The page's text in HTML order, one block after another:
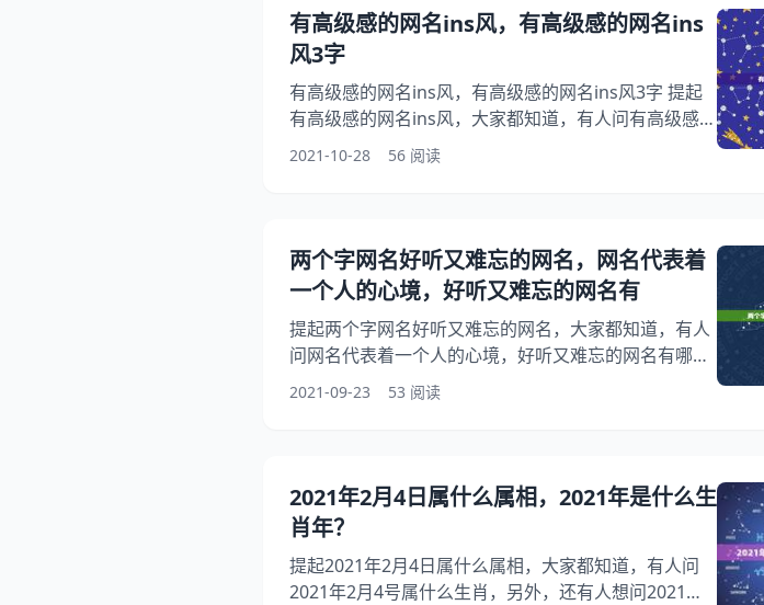
微信名 答：1、别摸头，会长不高耶！ 2、绕月而归.
3、记得. 4、雨后星辰 5
有高级感的网名ins风，有高级感的网名ins
风3字
有高级感的网名ins风，有高级感的网名ins风3字 提起
有高级感的网名ins风，大家都知道，有人问有高级感的
网名ins风，另外，还有人想问有高级感的网名ins风，
你知道这是怎么回事？其实高端的ins风网名，下面就一
重漂流 3、半永久耳机 4、布鲁克林冬瓜茶 5、偏意复
词 6、清河南星 7
2021-10-28 56 阅读
两个字网名好听又难忘的网名，网名代表着
一个人的心境，好听又难忘的网名有
提起两个字网名好听又难忘的网名，大家都知道，有人
问网名代表着一个人的心境，好听又难忘的网名有哪
些？另外，还有人想问求超好听两个字网名，你知道这
是怎么回事？其实两个字好听的网名，下面就一起来看
名 1、两个字网名好听又难忘的网名:网名代表着一个人
的心境，好听又难忘的网名有哪些？ 自找难堪 清澈如
初
2021-09-23 53 阅读
2021年2月4日属什么属相，2021年是什么生
肖年？
提起2021年2月4日属什么属相，大家都知道，有人问
2021年2月4号属什么生肖，另外，还有人想问2021年2